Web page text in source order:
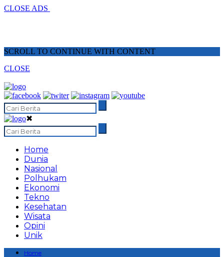
CLOSE ADS
SCROLL TO CONTINUE WITH CONTENT
CLOSE
✖
Home
Dunia
Nasional
Polhukam
Ekonomi
Tekno
Kesehatan
Wisata
Opini
Unik
Home